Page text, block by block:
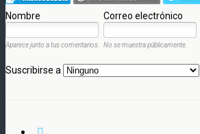
Nombre Correo electrónico
Aparece junto a tus comentarios. No se muestra públicamente.
Suscribirse a